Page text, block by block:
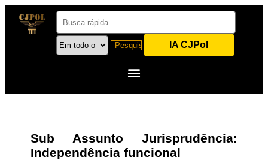
IA CJPol
Sub Assunto Jurisprudência:
Independência funcional